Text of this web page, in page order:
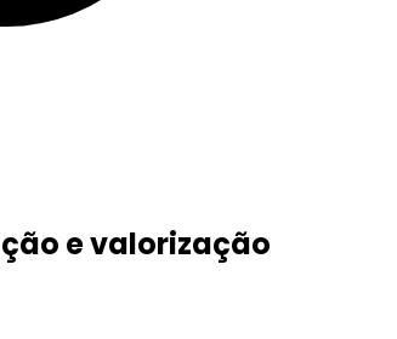
e valorização